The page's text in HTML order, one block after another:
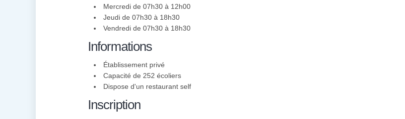
Mercredi de 07h30 à 12h00
Jeudi de 07h30 à 18h30
Vendredi de 07h30 à 18h30
Informations
Établissement privé
Capacité de 252 écoliers
Dispose d'un restaurant self
Inscription